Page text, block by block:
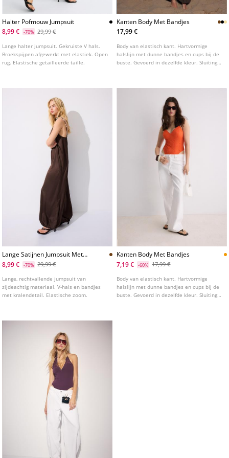
Halter Pofmouw Jumpsuit
8,99 €
-70% 29,99 €
Lange halter jumpsuit. Gekruiste V hals.
Broekspijpen afgewerkt met elastiek. Open
rug. Elastische getailleerde taille.
Kanten Body Met Bandjes
17,99 €
Body van elastisch kant. Hartvormige
halslijn met dunne bandjes en cups bij de
buste. Gevoerd in dezelfde kleur. Sluiting
Lange Satijnen Jumpsuit Met
Kralen
8,99 € -70% 29,99 €
Lange, rechtvallende jumpsuit van
zijdeachtig materiaal. V-hals en bandjes
met kralendetail. Elastische zoom.
Kanten Body Met Bandjes
7,19 €
-60% 17,99 €
Body van elastisch kant. Hartvormige
halslijn met dunne bandjes en cups bij de
buste. Gevoerd in dezelfde kleur. Sluiting